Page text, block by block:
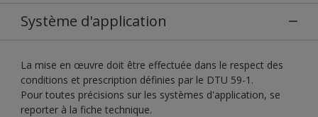
Système d'application
La mise en œuvre doit être effectuée dans le respect des
conditions et prescription définies par le DTU 59-1.
Pour toutes précisions sur les systèmes d'application, se
reporter à la fiche technique.